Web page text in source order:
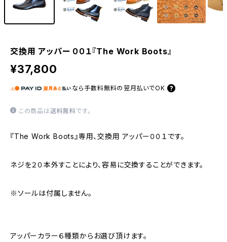
交換用 アッパー ００１『The Work Boots』
¥37,800
なら 手数料無料の 翌月払いでOK
この商品は送料無料です。
『The Work Boots』専用、交換用 アッパー００１です。
ネジを２０本外すことにより、容易に交換することができます。
※ソールは付属しません。
アッパーカラー６種類からお選び頂けます。